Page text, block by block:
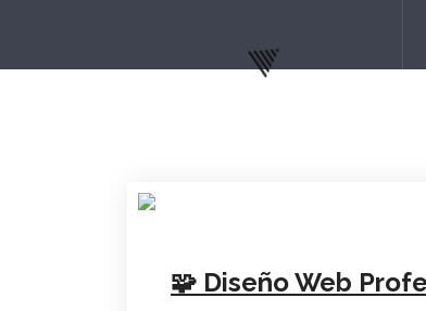
🧩 Diseño Web